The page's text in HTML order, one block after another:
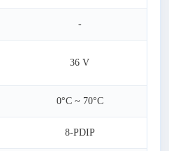
-
36 V
0°C ~ 70°C
8-PDIP